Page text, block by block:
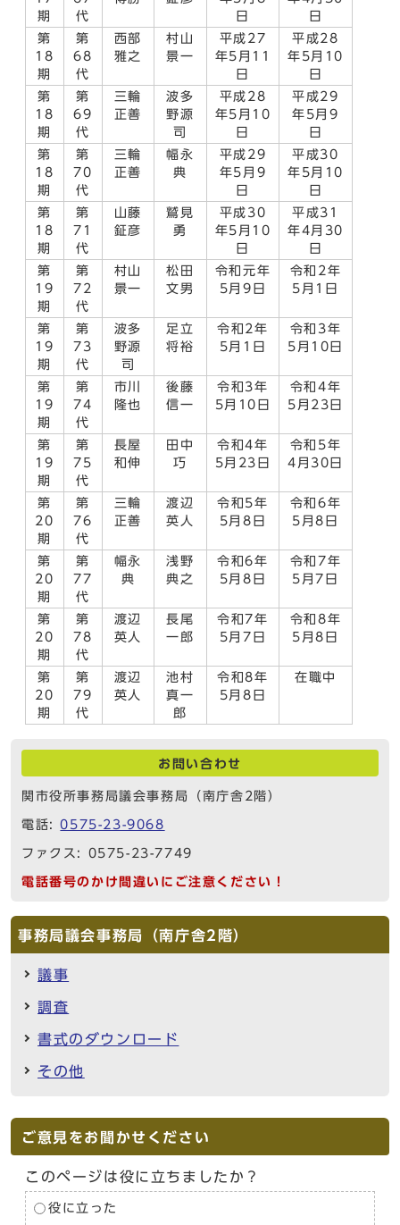
期
代
日
日
第
18
期
第
68
代
西部
雅之
村山
景一
平成27
年5月11
日
平成28
年5月10
日
第
18
期
第
69
代
三輪
正善
波多
野源
司
平成28
年5月10
日
平成29
年5月9
日
第
18
期
第
70
代
三輪
正善
幅永
典
平成29
年5月9
日
平成30
年5月10
日
第
18
期
第
71
代
山藤
鉦彦
鷲見
勇
平成30
年5月10
日
平成31
年4月30
日
第
19
期
第
72
代
村山
景一
松田
文男
令和元年
5月9日
令和2年
5月1日
第
19
期
第
73
代
波多
野源
司
足立
将裕
令和2年
5月1日
令和3年
5月10日
第
19
期
第
74
代
市川
隆也
後藤
信一
令和3年
5月10日
令和4年
5月23日
第
19
期
第
75
代
長屋
和伸
田中
巧
令和4年
5月23日
令和5年
4月30日
第
20
期
第
76
代
三輪
正善
渡辺
英人
令和5年
5月8日
令和6年
5月8日
第
20
期
第
77
代
幅永
典
浅野
典之
令和6年
5月8日
令和7年
5月7日
第
20
期
第
78
代
渡辺
英人
長尾
一郎
令和7年
5月7日
令和8年
5月8日
第
20
期
第
79
代
渡辺
英人
池村
真一
郎
令和8年
5月8日
在職中
お問い合わせ
関市役所事務局議会事務局（南庁舎2階）
電話:0575-23-9068
ファクス: 0575-23-7749
電話番号のかけ間違いにご注意ください！
事務局議会事務局（南庁舎2階）
議事
調査
書式のダウンロード
その他
ご意見をお聞かせください
このページは役に立ちましたか？
役に立った